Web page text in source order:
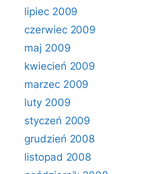
lipiec 2009
czerwiec 2009
maj 2009
kwiecień 2009
marzec 2009
luty 2009
styczeń 2009
grudzień 2008
listopad 2008